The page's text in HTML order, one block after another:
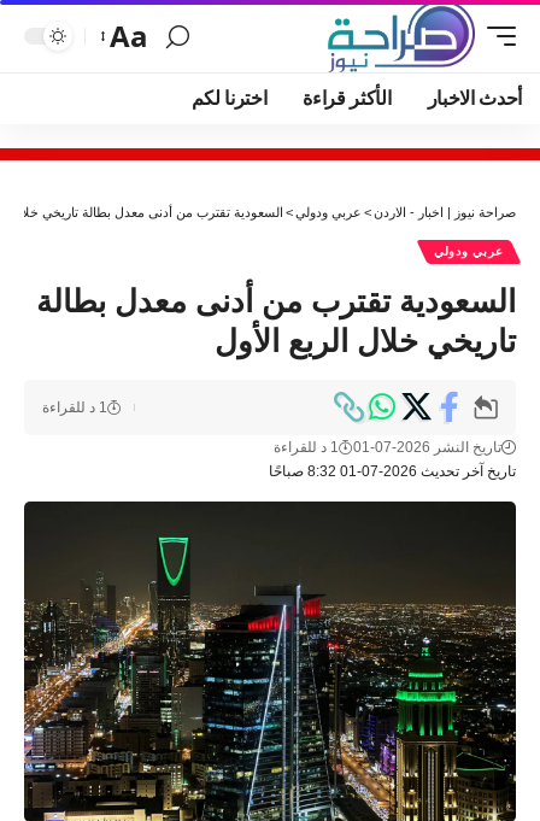
Aa
أحدث الاخبار الأكثر قراءة اخترنا لكم
صراحة نيوز | اخبار - الاردن> عربي ودولي> السعودية تقترب من أدنى معدل بطالة تاريخي خلال
عربي ودولي
السعودية تقترب من أدنى معدل بطالة
تاريخي خلال الربع الأول
تاريخ آخر تحديث 2026-07-01 8:32 صباحًا
تاريخ النشر 2026-07-01 1 د للقراءة
1 د للقراءة